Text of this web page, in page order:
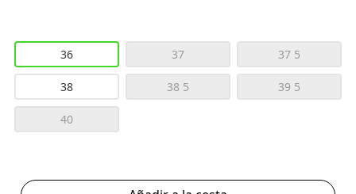
36 37 37 5
38 38 5 39 5
40